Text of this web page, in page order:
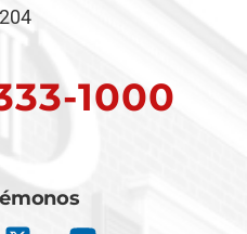
1000